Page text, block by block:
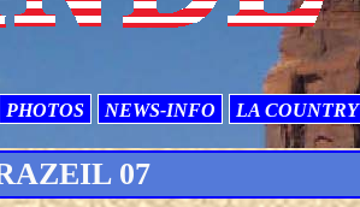
PHOTOS NEWS-INFO LA COUNTRY
07